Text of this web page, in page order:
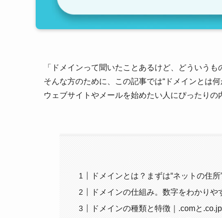
「ドメインって聞いたことあるけど、どういう
そんな方のために、この記事では“ドメインとは
ウェブサイトやメールを始めたい人にぴったりの
ドメインとは？まずは“ネットの住
ドメインの仕組み。数字をわかり
ドメインの種類と特徴｜.comと